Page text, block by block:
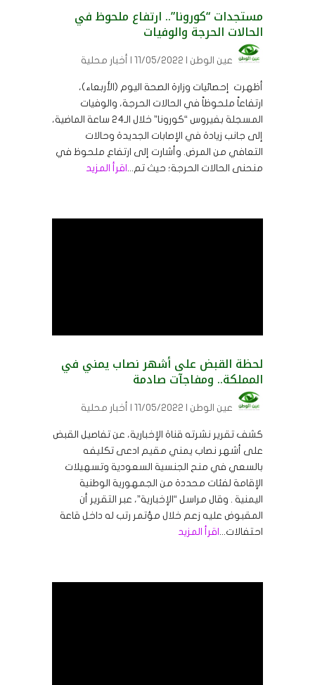
مستجدات “كورونا”.. ارتفاع ملحوظ في
الحالات الحرجة والوفيات
عين الوطن
أظهرت إحصائيات وزارة الصحة اليوم (الأربعاء)،
ارتفاعاً ملحوظاً في الحالات الحرجة، والوفيات
المسجلة بفيروس “كورونا” خلال الـ24 ساعة الماضية،
إلى جانب زيادة في الإصابات الجديدة وحالات
التعافي من المرض. وأشارت إلى ارتفاع ملحوظ في
منحنى الحالات الحرجة؛ حيث تم...
اقرأ المزيد
لحظة القبض على أشهر نصاب يمني في
المملكة.. ومفاجآت صادمة
عين الوطن
كشف تقرير نشرته قناة الإخبارية، عن تفاصيل القبض
على أشهر نصاب يمني مقيم ادعى تكليفه
بالسعي في منح الجنسية السعودية وتسهيلات
الإقامة لفئات محددة من الجمهورية الوطنية
اليمنية . وقال مراسل “الإخبارية”، عبر التقرير أن
المقبوض عليه زعم خلال مؤتمر رتب له داخل قاعة
احتفالات...
اقرأ المزيد